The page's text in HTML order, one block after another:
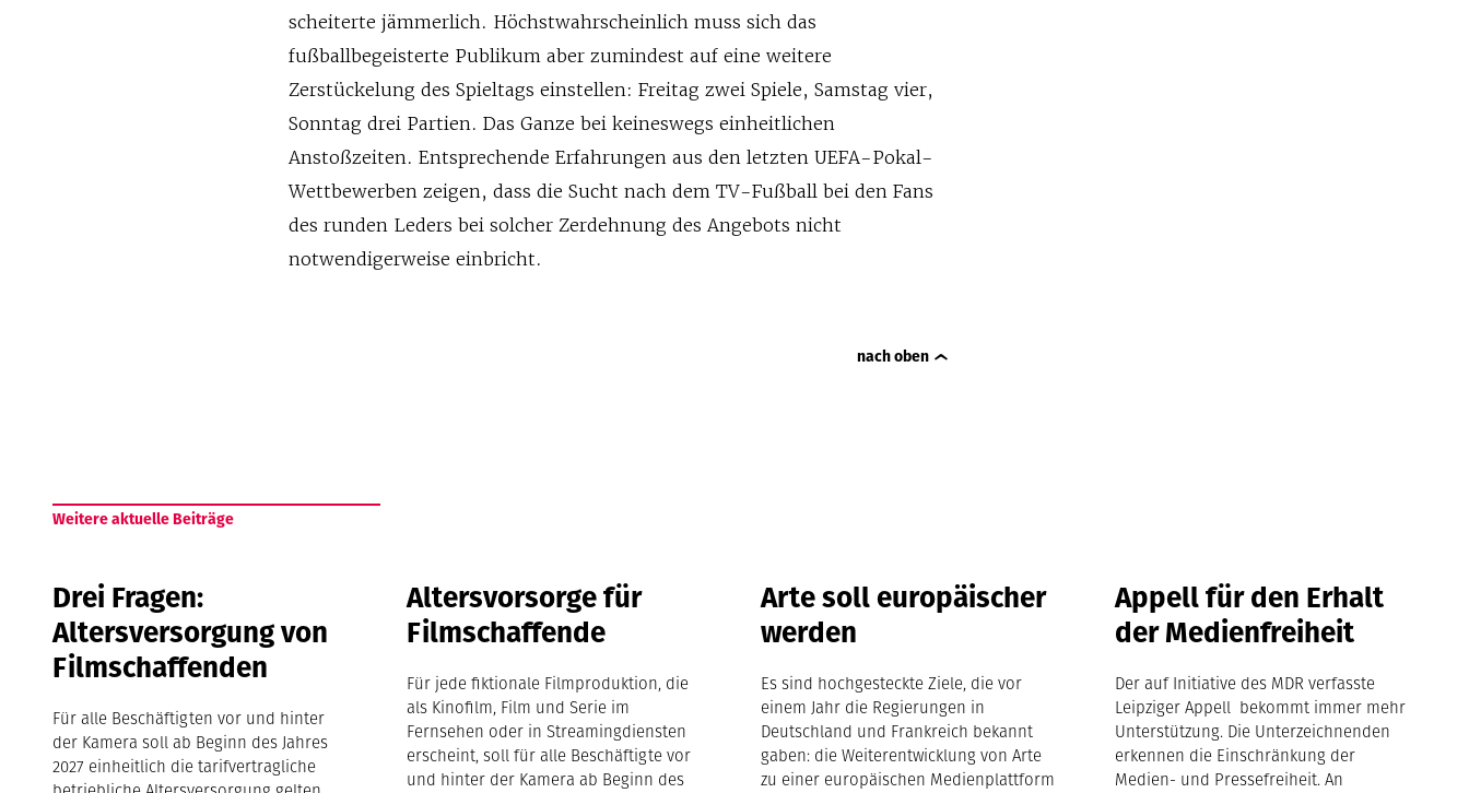
scheiterte jämmerlich. Höchstwahrscheinlich muss sich das
fußballbegeisterte Publikum aber zumindest auf eine weitere
Zerstückelung des Spieltags einstellen: Freitag zwei Spiele, Samstag vier,
Sonntag drei Partien. Das Ganze bei keineswegs einheitlichen
Anstoßzeiten. Entsprechende Erfahrungen aus den letzten UEFA-Pokal-
Wettbewerben zeigen, dass die Sucht nach dem TV-Fußball bei den Fans
des runden Leders bei solcher Zerdehnung des Angebots nicht
notwendigerweise einbricht.
nach oben
Weitere aktuelle Beiträge
Drei Fragen:
Altersversorgung von
Filmschaffenden
Für alle Beschäftigten vor und hinter
der Kamera soll ab Beginn des Jahres
2027 einheitlich die tarifvertragliche
Altersvorsorge für
Filmschaffende
Für jede fiktionale Filmproduktion, die
als Kinofilm, Film und Serie im
Fernsehen oder in Streamingdiensten
erscheint, soll für alle Beschäftigte vor
und hinter der Kamera ab Beginn des
Arte soll europäischer
werden
Es sind hochgesteckte Ziele, die vor
einem Jahr die Regierungen in
Deutschland und Frankreich bekannt
gaben: die Weiterentwicklung von Arte
zu einer europäischen Medienplattform
Appell für den Erhalt
der Medienfreiheit
Der auf Initiative des MDR verfasste
Leipziger Appell bekommt immer mehr
Unterstützung. Die Unterzeichnenden
erkennen die Einschränkung der
Medien- und Pressefreiheit. An